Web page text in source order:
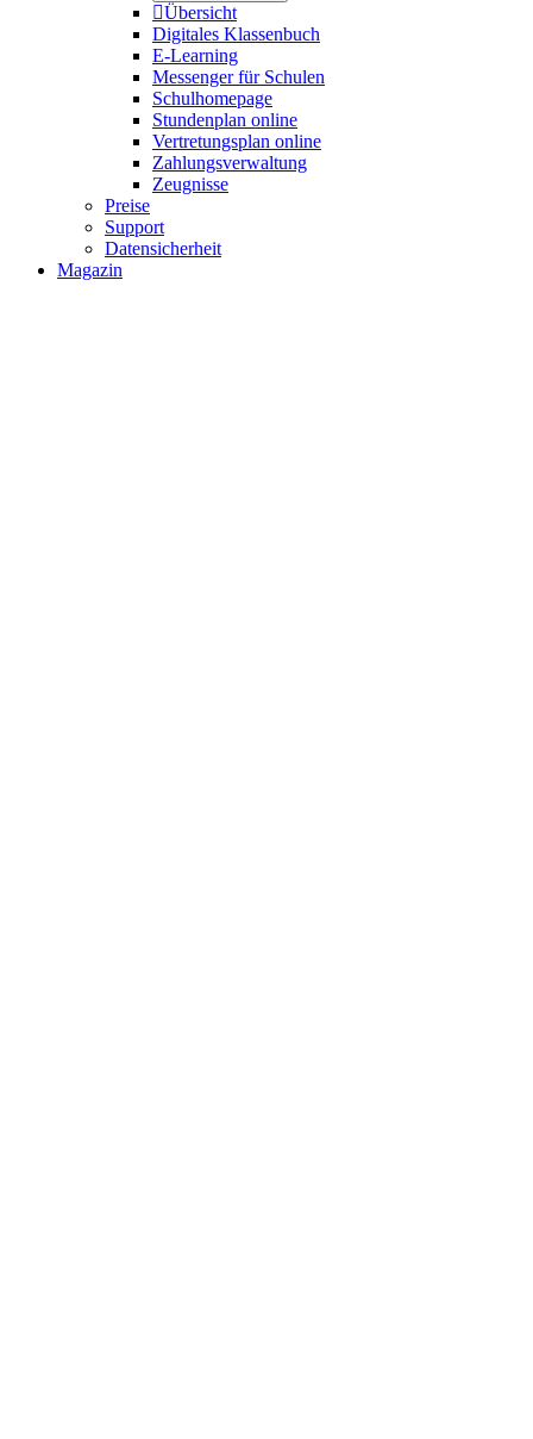
Übersicht
Digitales Klassenbuch
E-Learning
Messenger für Schulen
Schulhomepage
Stundenplan online
Vertretungsplan online
Zahlungsverwaltung
Zeugnisse
Preise
Support
Datensicherheit
Magazin